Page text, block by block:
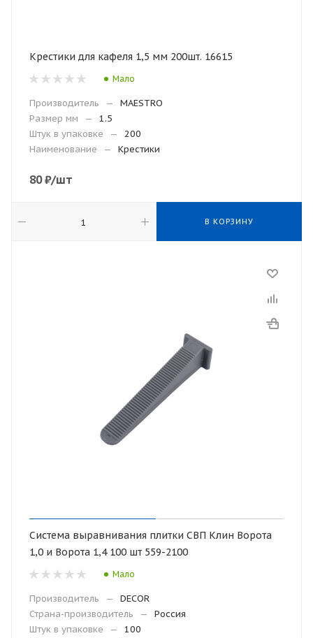
Крестики для кафеля 1,5 мм 200шт. 16615
Мало
Производитель —
MAESTRO
Размер мм
—
1.5
Штук в упаковке
—
200
Наименование
— Крестики
80₽/шт
В КОРЗИНУ
Система выравнивания плитки СВП Клин Ворота
1,0 и Ворота 1,4 100 шт 559-2100
Мало
Производитель —
DECOR
Страна-производитель
—
Россия
Штук в упаковке
—
100